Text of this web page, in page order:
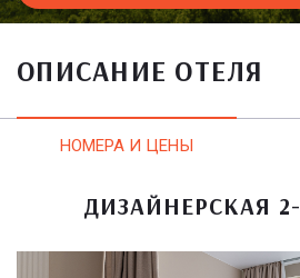
ОПИСАНИЕ ОТЕЛЯ
НОМЕРА И ЦЕНЫ
ДИЗАЙНЕРСКАЯ